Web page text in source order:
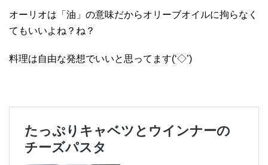
オーリオは「油」の意味だからオリーブオイルに拘らなく
てもいいよね？ね？
料理は自由な発想でいいと思ってます(‘◇’)ゞ